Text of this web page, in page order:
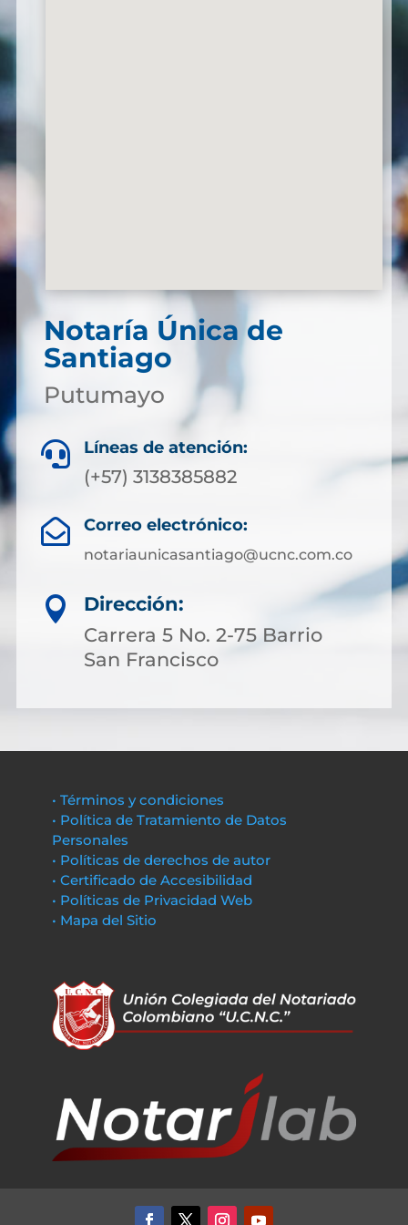
Notaría Única de
Santiago
Putumayo
 Líneas de atención:
(+57) 3138385882
 Correo electrónico:
notariaunicasantiago@ucnc.com.co

Dirección:
Carrera 5 No. 2-75 Barrio
San Francisco
• Términos y condiciones
• Política de Tratamiento de Datos
Personales
• Políticas de derechos de autor
• Certificado de Accesibilidad
• Políticas de Privacidad Web
• Mapa del Sitio